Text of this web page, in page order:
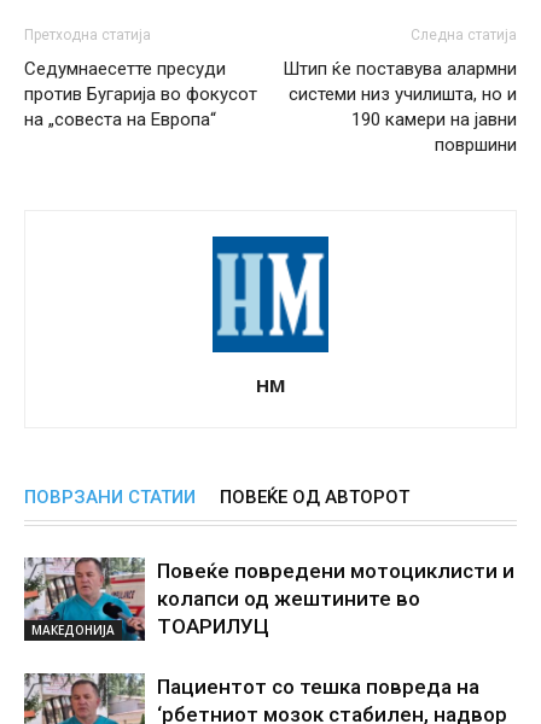
Претходна статија
Седумнаесетте пресуди
против Бугарија во фокусот
на „совеста на Европа“
Следна статија
Штип ќе поставува алармни
системи низ училишта, но и
190 камери на јавни
површини
НМ
ПОВРЗАНИ СТАТИИ ПОВЕЌЕ ОД АВТОРОТ
МАКЕДОНИЈА
Повеќе повредени мотоциклисти и
колапси од жештините во
ТОАРИЛУЦ
Пациентот со тешка повреда на
‘рбетниот мозок стабилен, надвор